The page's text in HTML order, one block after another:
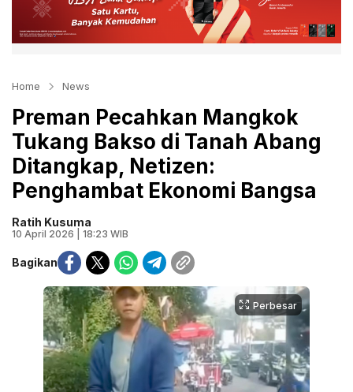
Home News
Preman Pecahkan Mangkok
Tukang Bakso di Tanah Abang
Ditangkap, Netizen:
Penghambat Ekonomi Bangsa
Ratih Kusuma
10 April 2026 | 18:23 WIB
Bagikan
Perbesar